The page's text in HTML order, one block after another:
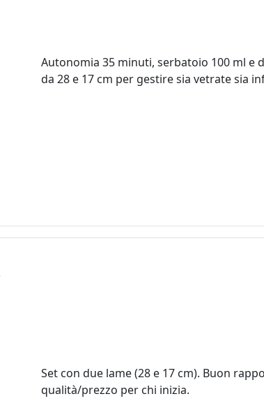
Autonomia 35 minuti, serbatoio 100 ml e
da 28 e 17 cm per gestire sia vetrate sia
Set con due lame (28 e 17 cm). Buon
qualità/prezzo per chi inizia.